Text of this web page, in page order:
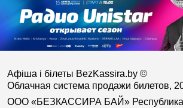
Афіша і білеты BezKassira.by ©
Облачная система продажи билетов,
ООО «БЕЗКАССИРА БАЙ» Республика